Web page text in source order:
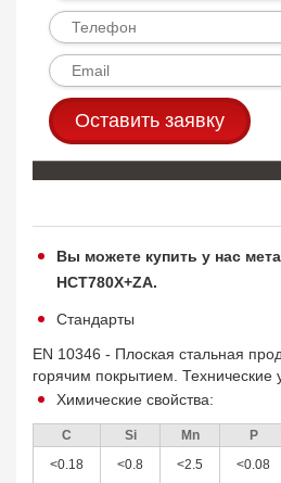
Оставить заявку
Вы можете купить у нас
HCT780X+ZA.
Стандарты
EN 10346 - Плоская стальная
горячим покрытием. Технические
Химические свойства:
C Si Mn P
<0.18
<0.8 <2.5 <0.08